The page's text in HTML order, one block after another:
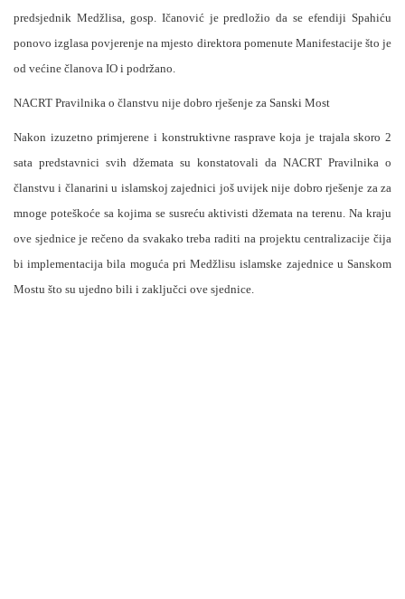
predsjednik Medžlisa, gosp. Ičanović je predložio da se efendiji Spahiću
ponovo izglasa povjerenje na mjesto direktora pomenute Manifestacije što je
od većine članova IO i podržano.
NACRT Pravilnika o članstvu nije dobro rješenje za Sanski Most
Nakon izuzetno primjerene i konstruktivne rasprave koja je trajala skoro 2
sata predstavnici svih džemata su konstatovali da NACRT Pravilnika o
članstvu i članarini u islamskoj zajednici još uvijek nije dobro rješenje za za
mnoge poteškoće sa kojima se susreću aktivisti džemata na terenu. Na kraju
ove sjednice je rečeno da svakako treba raditi na projektu centralizacije čija
bi implementacija bila moguća pri Medžlisu islamske zajednice u Sanskom
Mostu što su ujedno bili i zaključci ove sjednice.